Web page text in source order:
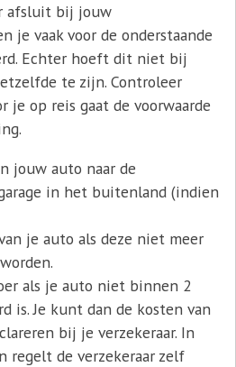
afsluit bij jouw
je vaak voor de onderstaande
Echter hoeft dit niet bij
te zijn. Controleer
je op reis gaat de voorwaarde
jouw auto naar de
in het buitenland (indien
je auto als deze niet meer
als je auto niet binnen 2
is. Je kunt dan de kosten van
bij je verzekeraar. In
regelt de verzekeraar zelf